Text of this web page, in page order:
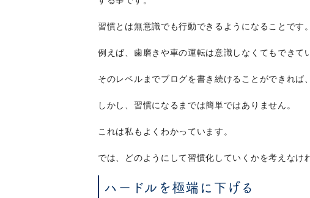
習慣とは無意識でも行動できるようになることです。
例えば、歯磨きや車の運転は意識しなくてもできて
そのレベルまでブログを書き続けることができれば
しかし、習慣になるまでは簡単ではありません。
これは私もよくわかっています。
では、どのようにして習慣化していくかを考えなけ
ハードルを極端に下げる